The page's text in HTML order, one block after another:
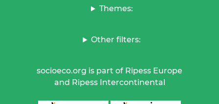
Themes:
Other filters:
socioeco.org is part of Ripess Europe
and Ripess Intercontinental